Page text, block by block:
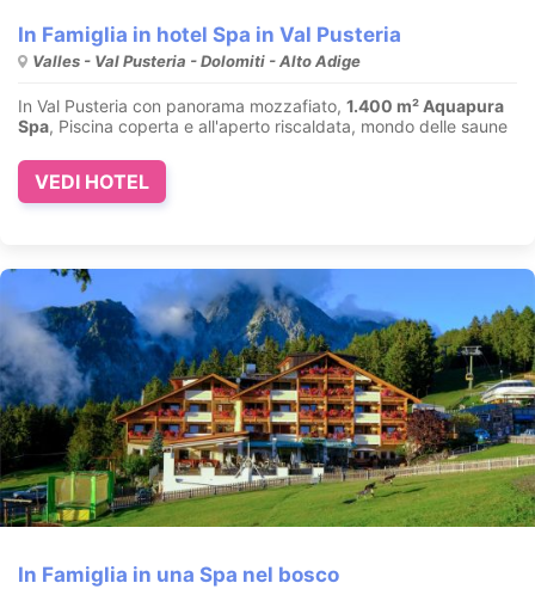
In Famiglia in hotel Spa in Val Pusteria
Valles - Val Pusteria - Dolomiti - Alto Adige
In Val Pusteria con panorama mozzafiato, 1.400 m² Aquapura
Spa, Piscina coperta e all'aperto riscaldata, mondo delle saune
VEDI HOTEL
In Famiglia in una Spa nel bosco